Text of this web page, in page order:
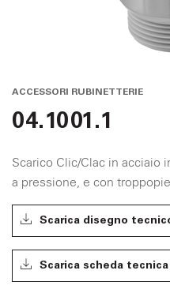
ACCESSORI RUBINETTERIE
04.1001.1
Scarico Clic/Clac in acciaio
a pressione, e con
Scarica disegno
Scarica scheda tecnica